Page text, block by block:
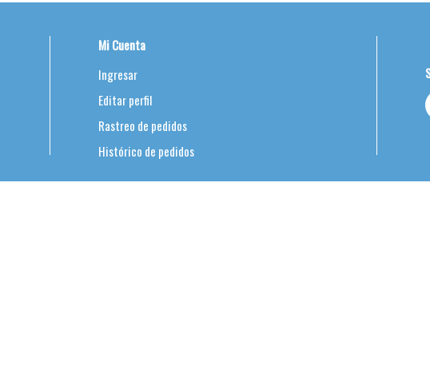
Mi Cuenta
Ingresar
Editar perfil
Rastreo de pedidos
Histórico de pedidos